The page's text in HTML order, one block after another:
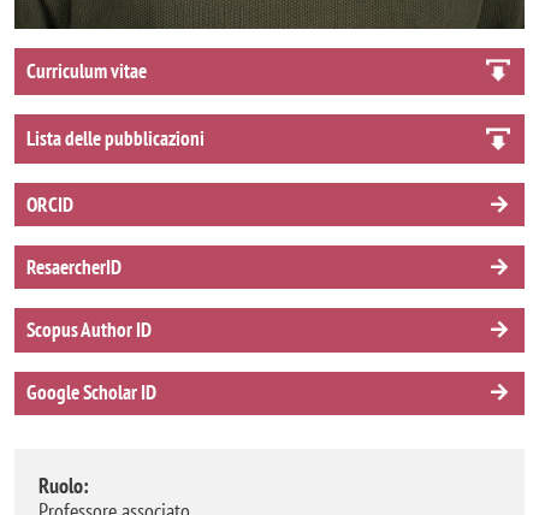
Curriculum vitae
Lista delle pubblicazioni
ORCID
ResaercherID
Scopus Author ID
Google Scholar ID
Ruolo: